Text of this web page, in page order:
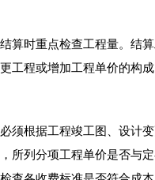
算时重点检查工程量。结
工程或增加工程单价的构
须根据工程竣工图、设计
所列分项工程单价是否与